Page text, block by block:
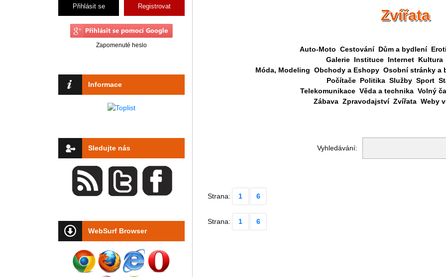
Přihlásit se Registrovat
Zapomenuté heslo
Informace
Sledujte nás
WebSurf Browser
Zvířata
Auto-Moto Cestování Dům a bydlení
Galerie Instituce Internet Kultura
Móda, Modeling Obchody a Eshopy Osobní stránky a
Počítače Politika Služby Sport
Telekomunikace Věda a technika Volný
Zábava Zpravodajství Zvířata Weby
Vyhledávání:
Strana: 1 6
Strana: 1 6